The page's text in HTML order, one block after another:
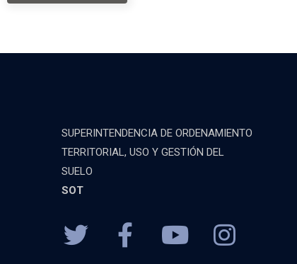
SUPERINTENDENCIA DE ORDENAMIENTO
TERRITORIAL, USO Y GESTIÓN DEL
SUELO
SOT